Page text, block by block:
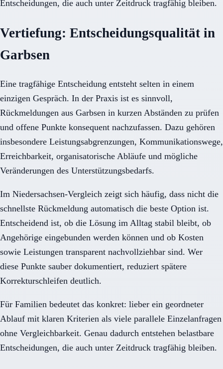
Entscheidungen, die auch unter Zeitdruck tragfähig bleiben.
Vertiefung: Entscheidungsqualität in
Garbsen
Eine tragfähige Entscheidung entsteht selten in einem
einzigen Gespräch. In der Praxis ist es sinnvoll,
Rückmeldungen aus Garbsen in kurzen Abständen zu prüfen
und offene Punkte konsequent nachzufassen. Dazu gehören
insbesondere Leistungsabgrenzungen, Kommunikationswege,
Erreichbarkeit, organisatorische Abläufe und mögliche
Veränderungen des Unterstützungsbedarfs.
Im Niedersachsen-Vergleich zeigt sich häufig, dass nicht die
schnellste Rückmeldung automatisch die beste Option ist.
Entscheidend ist, ob die Lösung im Alltag stabil bleibt, ob
Angehörige eingebunden werden können und ob Kosten
sowie Leistungen transparent nachvollziehbar sind. Wer
diese Punkte sauber dokumentiert, reduziert spätere
Korrekturschleifen deutlich.
Für Familien bedeutet das konkret: lieber ein geordneter
Ablauf mit klaren Kriterien als viele parallele Einzelanfragen
ohne Vergleichbarkeit. Genau dadurch entstehen belastbare
Entscheidungen, die auch unter Zeitdruck tragfähig bleiben.